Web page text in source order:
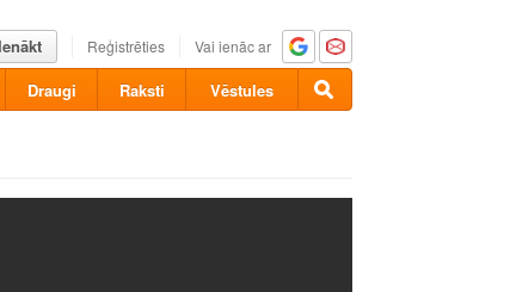
Reģistrēties Vai ienāc ar
Draugi Raksti Vēstules